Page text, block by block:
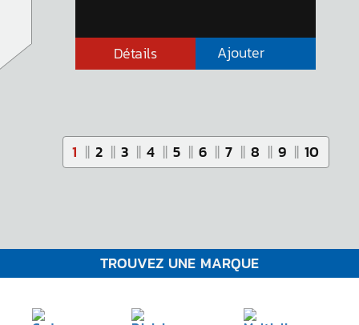
Détails Ajouter
1 2 3 4 5 6 7 8 9 10
TROUVEZ UNE MARQUE